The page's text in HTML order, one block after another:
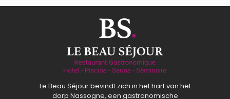
Le Beau Séjour bevindt zich in het hart van het
dorp Nassogne, een gastronomische